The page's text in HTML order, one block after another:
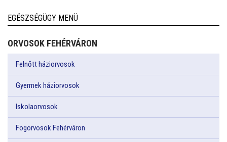
EGÉSZSÉGÜGY MENÜ
ORVOSOK FEHÉRVÁRON
Felnőtt háziorvosok
Gyermek háziorvosok
Iskolaorvosok
Fogorvosok Fehérváron